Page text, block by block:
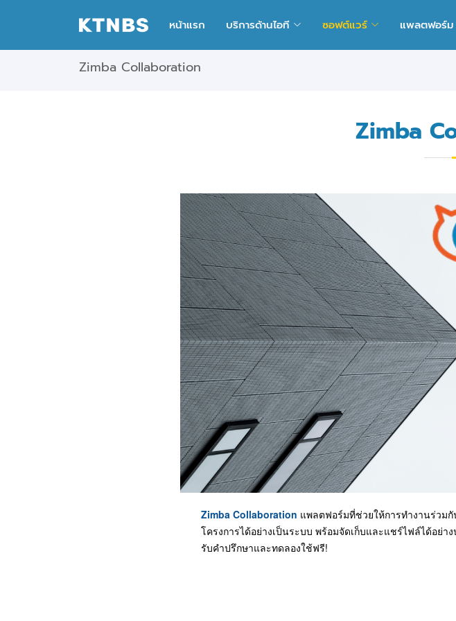
หน้าแรก บริการด้านไอที ซอฟต์แวร์ แพลตฟอร์ม
Zimba Collaboration
Zimba
Zimba Collaboration แพลตฟอร์มที่ช่วยให้การทำงานร่วมกั
โครงการได้อย่างเป็นระบบ พร้อมจัดเก็บและแชร์ไฟล์ได้อย่
รับคำปรึกษาและทดลองใช้ฟรี!